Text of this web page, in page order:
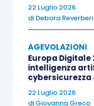
16, D.L.
commi
è
22 Luglio 2026
di Debora Reverberi
AGEVOLAZIONI
Europa Digitale
intelligenza
22 Luglio 2026
di Giovanna Greco